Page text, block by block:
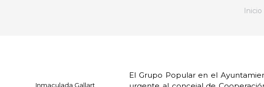
Inicio
Inmaculada Gallart
El Grupo Popular en el